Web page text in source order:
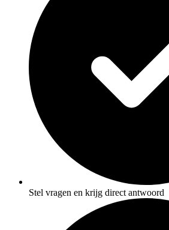
Stel vragen en krijg direct antwoord